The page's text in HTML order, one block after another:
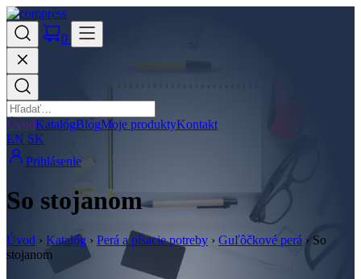
0
ÚvodKatalógBlogMoje produktyKontakt
EN SK
Prihlásenie
So stojanom
Úvod › Katalóg › Perá a písacie potreby › Guľôčkové perá › So
stojanom